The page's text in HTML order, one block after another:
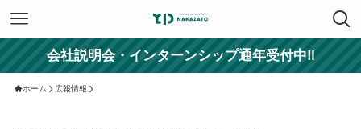
会社説明会・インターンシップ通年受付中‼
ホーム 広報情報